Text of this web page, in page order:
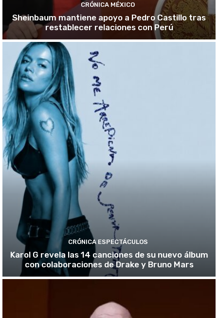
CRÓNICA MÉXICO
Sheinbaum mantiene apoyo a Pedro Castillo tras
restablecer relaciones con Perú
CRÓNICA ESPECTÁCULOS
Karol G revela las 14 canciones de su nuevo álbum
con colaboraciones de Drake y Bruno Mars